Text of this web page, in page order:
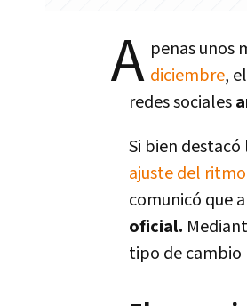
A penas unos
diciembre,
redes sociales
Si bien
ajuste del
comunicó que
oficial.
tipo de cambio